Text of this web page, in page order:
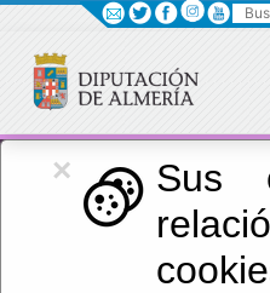
×
Sus
Igualdad